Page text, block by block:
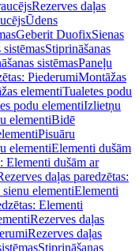
Rezerves daļas
Ūdens
Geberit DuofixSienas
sistēmasStiprināšanas
sistēmasPaneļu
PiederumiMontāžas
elementiTualetes podu
podu elementiIzlietņu
elementiBidē
Pisuāru
elementiElementi dušām
Elementi dušām ar
daļas paredzētas:
elementiElementi
Elementi
Rezerves daļas
Rezerves daļas
Stiprināšanas